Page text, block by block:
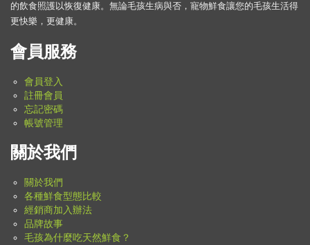
的飲食照護以恢復健康。無論毛孩生病與否，寵物鮮食讓您的毛孩生活得
更快樂，更健康。
會員服務
會員登入
註冊會員
忘記密碼
帳號管理
關於我們
關於我們
各種鮮食型態比較
經銷商加入辦法
品牌故事
毛孩為什麼吃天然鮮食？